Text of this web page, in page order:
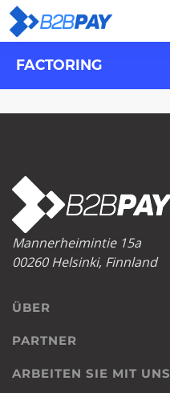
ÜBERLÖSUNGENVIRTUELLE BANK
FACTORING
Mannerheimintie 15a
00260 Helsinki, Finnland
ÜBER
PARTNER
ARBEITEN SIE MIT UNS